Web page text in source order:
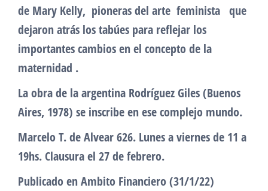
de Mary Kelly, pioneras del arte feminista que
dejaron atrás los tabúes para reflejar los
importantes cambios en el concepto de la
maternidad .
La obra de la argentina Rodríguez Giles (Buenos
Aires, 1978) se inscribe en ese complejo mundo.
Marcelo T. de Alvear 626. Lunes a viernes de 11 a
19hs. Clausura el 27 de febrero.
Publicado en Ambito Financiero (31/1/22)